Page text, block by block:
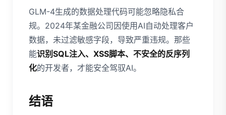
GLM-4生成的数据处理代码可能忽略隐私合
规。2024年某金融公司因使用AI自动处理客户
数据，未过滤敏感字段，导致严重违规。那些
能识别SQL注入、XSS脚本、不安全的反序列
化的开发者，才能安全驾驭AI。
结语